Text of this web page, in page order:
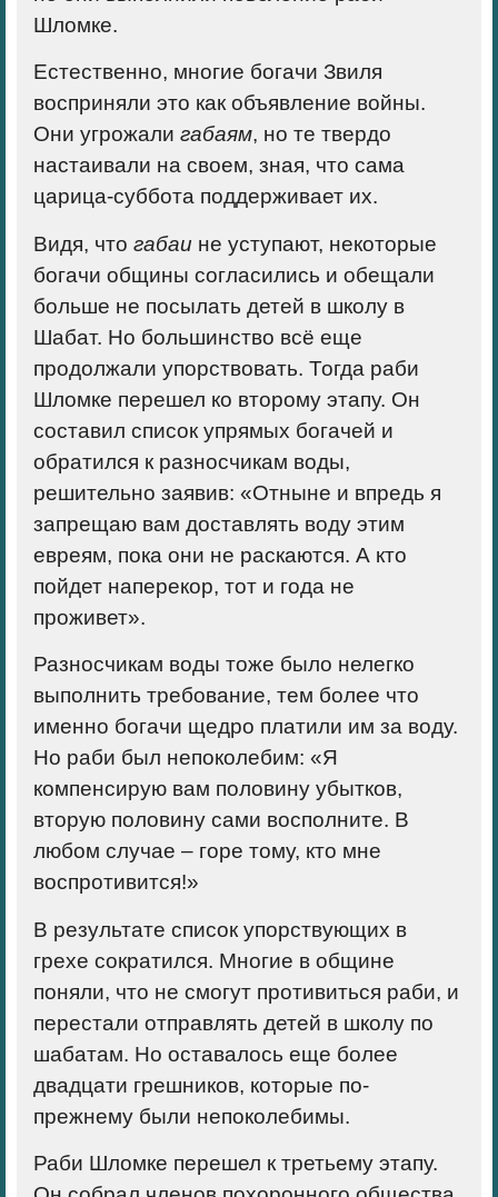
Шломке.
Естественно, многие богачи Звиля
восприняли это как объявление войны.
Они угрожали габаям, но те твердо
настаивали на своем, зная, что сама
царица-суббота поддерживает их.
Видя, что габаи не уступают, некоторые
богачи общины согласились и обещали
больше не посылать детей в школу в
Шабат. Но большинство всё еще
продолжали упорствовать. Тогда раби
Шломке перешел ко второму этапу. Он
составил список упрямых богачей и
обратился к разносчикам воды,
решительно заявив: «Отныне и впредь я
запрещаю вам доставлять воду этим
евреям, пока они не раскаются. А кто
пойдет наперекор, тот и года не
проживет».
Разносчикам воды тоже было нелегко
выполнить требование, тем более что
именно богачи щедро платили им за воду.
Но раби был непоколебим: «Я
компенсирую вам половину убытков,
вторую половину сами восполните. В
любом случае – горе тому, кто мне
воспротивится!»
В результате список упорствующих в
грехе сократился. Многие в общине
поняли, что не смогут противиться раби, и
перестали отправлять детей в школу по
шабатам. Но оставалось еще более
двадцати грешников, которые по-
прежнему были непоколебимы.
Раби Шломке перешел к третьему этапу.